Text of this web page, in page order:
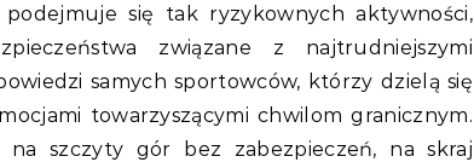
się tak ryzykownych aktywności,
związane z najtrudniejszymi
samych sportowców, którzy dzielą się
towarzyszącymi chwilom granicznym.
szczyty gór bez zabezpieczeń, na skraj